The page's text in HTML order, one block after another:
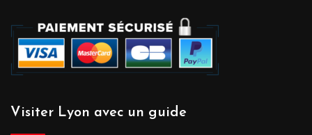
Visiter Lyon avec un guide